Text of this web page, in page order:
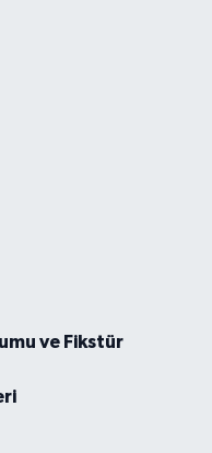
ve Fikstür